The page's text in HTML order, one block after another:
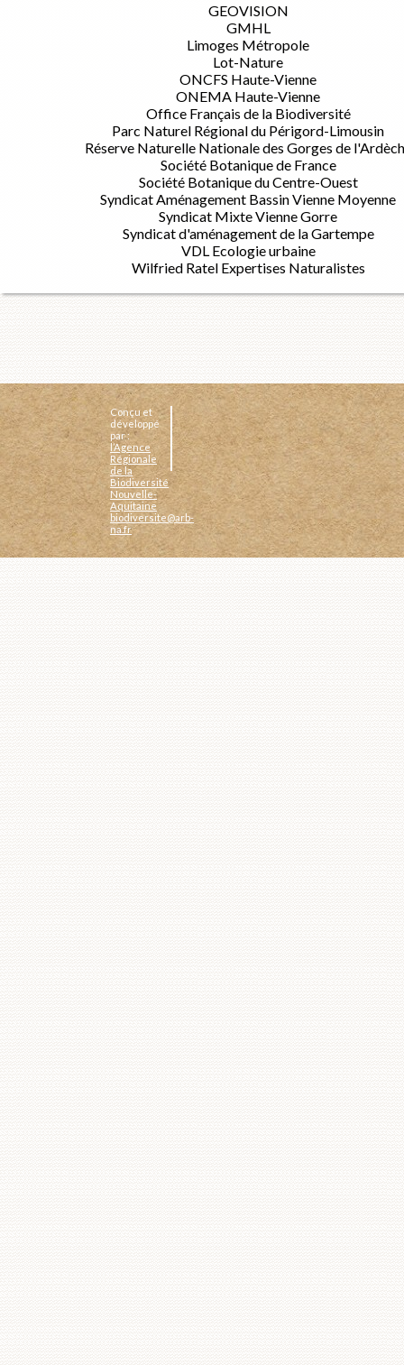
GEOVISION
GMHL
Limoges Métropole
Lot-Nature
ONCFS Haute-Vienne
ONEMA Haute-Vienne
Office Français de la Biodiversité
Parc Naturel Régional du Périgord-Limousin
Réserve Naturelle Nationale des Gorges de
Société Botanique de France
Société Botanique du Centre-Ouest
Syndicat Aménagement Bassin Vienne Moyenne
Syndicat Mixte Vienne Gorre
Syndicat d'aménagement de la Gartempe
VDL Ecologie urbaine
Wilfried Ratel Expertises Naturalistes
Conçu et
développé
par :
l’Agence
Régionale
de la
Biodiversité
Nouvelle-
Aquitaine
biodiversite@arb-
na.fr